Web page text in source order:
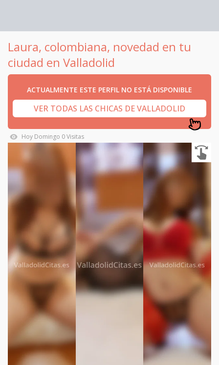
Laura, colombiana, novedad en tu
ciudad en Valladolid
ACTUALMENTE ESTE PERFIL NO ESTÁ DISPONIBLE
VER TODAS LAS CHICAS DE VALLADOLID
Hoy Domingo 0Visitas